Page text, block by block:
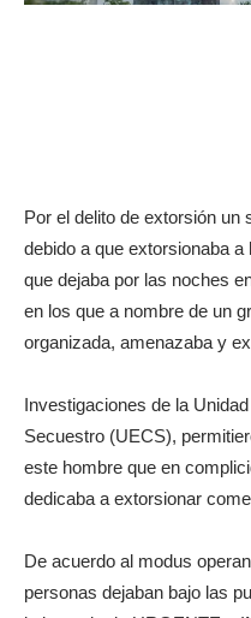
Por el delito de extorsión un
debido a que extorsionaba
que dejaba por las noches
en los que a nombre de un
organizada, amenazaba y
Investigaciones de la
Secuestro (UECS),
este hombre que en
dedicaba a extorsionar
De acuerdo al modus
personas dejaban bajo las